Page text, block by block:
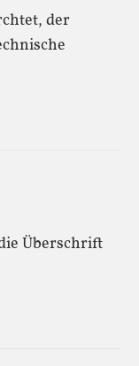
der
Überschrift